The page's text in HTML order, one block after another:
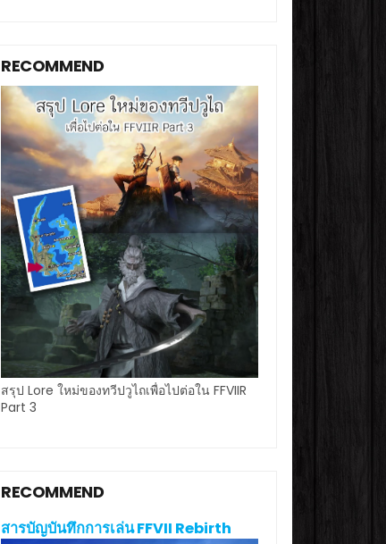
RECOMMEND
สรุป Lore ใหม่ของทวีปวูไถเพื่อไปต่อใน FFVIIR
Part 3
RECOMMEND
สารบัญบันทึกการเล่น FFVII Rebirth